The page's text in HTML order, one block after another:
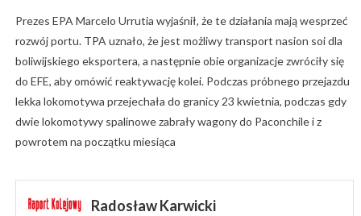
Prezes EPA Marcelo Urrutia wyjaśnił, że te działania mają wesprzeć
rozwój portu. TPA uznało, że jest możliwy transport nasion soi dla
boliwijskiego eksportera, a następnie obie organizacje zwróciły się
do EFE, aby omówić reaktywację kolei. Podczas próbnego przejazdu
lekka lokomotywa przejechała do granicy 23 kwietnia, podczas gdy
dwie lokomotywy spalinowe zabrały wagony do Paconchile i z
powrotem na początku miesiąca
Radosław Karwicki